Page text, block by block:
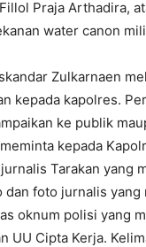
Praja Arthadira,
water canon
Zulkarnaen
kepada kapolres.
ke publik
kepada
Tarakan yang
dan foto jurnalis
oknum polisi yang
UU Cipta Kerja.